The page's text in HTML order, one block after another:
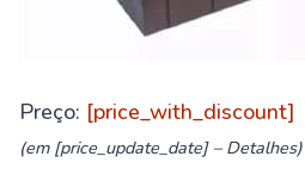
Preço: [price_with_discount]
(em [price_update_date] – Detalhes)